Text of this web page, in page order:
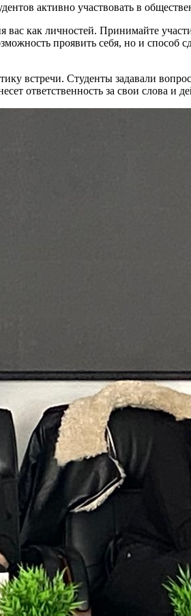
активно участвовать в
как личностей. Принимайте
проявить себя, но и
встречи. Студенты задавали
ответственность за свои слова и